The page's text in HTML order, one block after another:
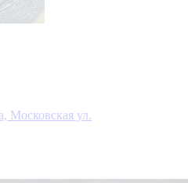
Московская ул.